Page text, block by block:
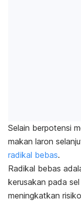
Selain berpotensi
makan laron
radikal bebas.
Radikal bebas
kerusakan pada
meningkatkan